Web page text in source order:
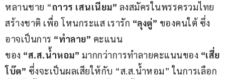
หลานชาย “ถาวร เสนเนียม” ลงสมัครในพรรครวมไทย
สร้างชาติ เพื่อ โหนกระแส เรารัก “ลุงตู่” ของคนใต้ ซึ่ง
อาจเป็นการ “ทำลาย” คะแนน
ของ “ส.ส.น้ำหอม” มากกว่าการทำลายคะแนนของ “เสี่ย
โบ๊ต” ซึ่งจะเป็นผลเสียให้กับ “ส.ส.น้ำหอม” ในการเลือก